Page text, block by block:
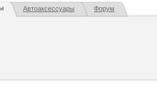
Автоаксессуары Форум